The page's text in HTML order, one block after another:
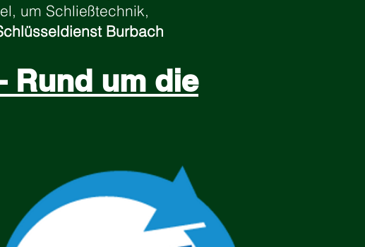
um Schließtechnik,
Burbach
Rund um die